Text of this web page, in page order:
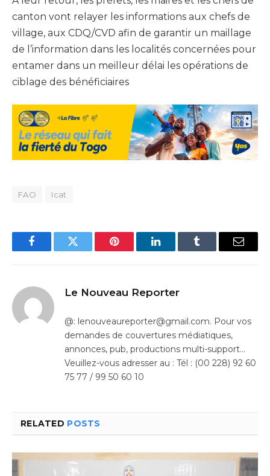
canton vont relayer les informations aux chefs de
village, aux CDQ/CVD afin de garantir un maillage
de l’information dans les localités concernées pour
entamer dans un meilleur délai les opérations de
ciblage des bénéficiaires
FAO Icat
FacebookTwitter Pinterest LinkedInTumblr Email
Le Nouveau Reporter
@: lenouveaureporter@gmail.com. Pour vos
demandes de couvertures médiatiques,
annonces, pub, productions multi-support…
Veuillez-vous adresser au : Tél : (00 228) 92 60
75 77 / 99 50 60 10
RELATED POSTS